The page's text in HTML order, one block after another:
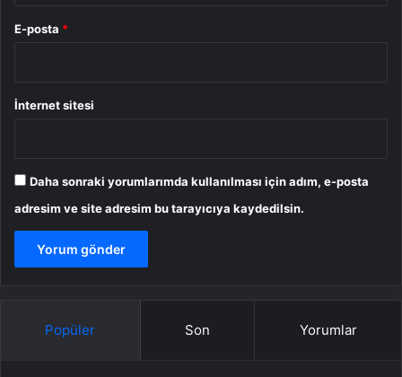
E-posta *
İnternet sitesi
Daha sonraki yorumlarımda kullanılması için adım, e-posta
adresim ve site adresim bu tarayıcıya kaydedilsin.
Popüler Son Yorumlar